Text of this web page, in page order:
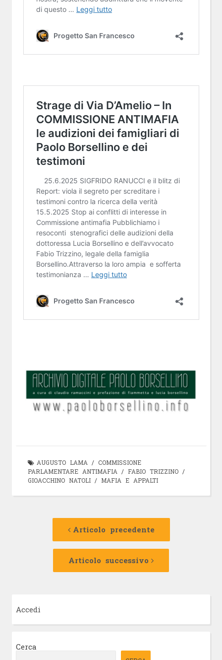
AUGUSTO LAMA / COMMISSIONE
PARLAMENTARE ANTIMAFIA / FABIO TRIZZINO/
GIOACCHINO NATOLI/ MAFIA E APPALTI
Navigazione
Articolo precedente
Articolo
Articolo successivo
Articolo
Accedi
Cerca